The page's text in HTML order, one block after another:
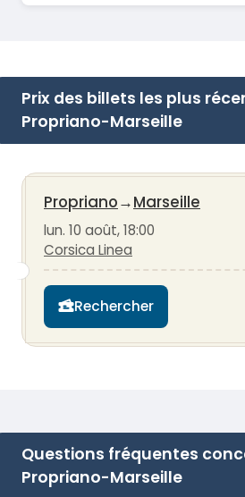
Prix des billets les plus
Propriano-Marseille
Propriano→Marseille
lun. 10 août, 18:00
Corsica Linea
Rechercher
Questions fréquentes
Propriano-Marseille